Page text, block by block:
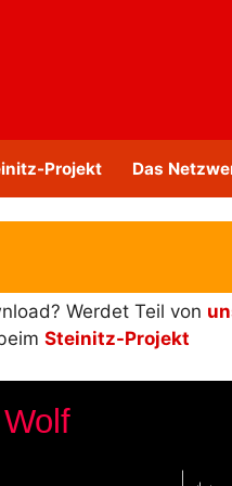
Projekt Das
Werdet Teil von
Steinitz-Projekt